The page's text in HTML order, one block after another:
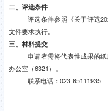
二、评选条件
评选条件参照《关于评选
文件要求执行。
三、材料提交
申请者需将代表性成果的
办公室（6321 ）。
联系电话： 023-65111935